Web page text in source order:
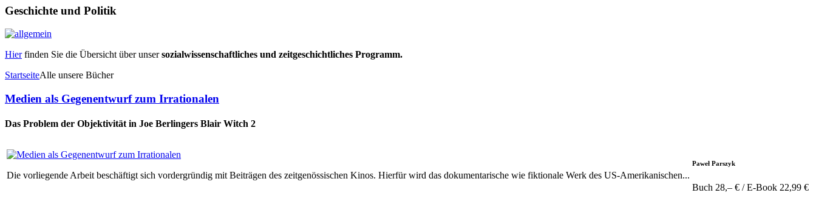
Geschichte und Politik
Hierfinden Sie die Übersicht über unsersozialwissenschaftliches und zeitgeschichtliches Programm.
StartseiteAlle unsere Bücher
Medien als Gegenentwurf zum Irrationalen
Das Problem der Objektivität in Joe Berlingers Blair Witch 2
Die vorliegende Arbeit beschäftigt sich vordergründig mit Beiträgen des zeitgenössischen Kinos. Hierfür wird das dokumentarische wie fiktionale Werk des US-Amerikanischen...
Paweł Parszyk
Buch 28,– € / E-Book 22,99 €